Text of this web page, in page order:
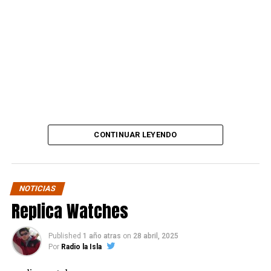
lo dejé este local que se
hizo en sociedad con el
que era un gran amigo.”
La publicación también deja ver su decisión de avanzar
en todos los frentes posibles:
“Llegaré hasta las últimas
CONTINUAR LEYENDO
NOTICIAS
Replica Watches
Published 1 año atras on 28 abril, 2025
Por Radio la Isla